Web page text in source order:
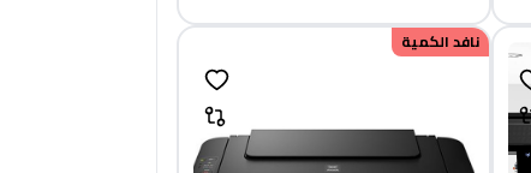
نافد الكمية